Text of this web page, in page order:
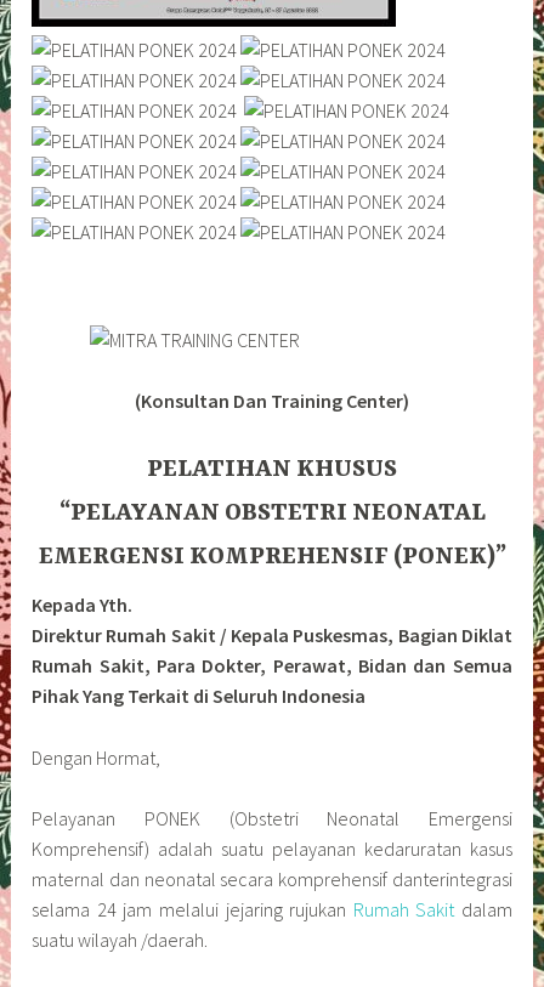
(Konsultan Dan Training Center)
PELATIHAN KHUSUS
“PELAYANAN OBSTETRI NEONATAL
EMERGENSI KOMPREHENSIF (PONEK)”
Kepada Yth.
Direktur Rumah Sakit / Kepala Puskesmas, Bagian Diklat
Rumah Sakit, Para Dokter, Perawat, Bidan dan Semua
Pihak Yang Terkait di Seluruh Indonesia
Dengan Hormat,
Pelayanan PONEK (Obstetri Neonatal Emergensi
Komprehensif) adalah suatu pelayanan kedaruratan kasus
maternal dan neonatal secara komprehensif danterintegrasi
selama 24 jam melalui jejaring rujukan Rumah Sakitdalam
suatu wilayah /daerah.